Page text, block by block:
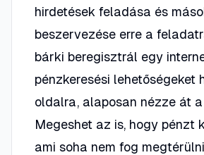
hirdetések feladása és
beszervezése erre a
bárki beregisztrál egy
pénzkeresési lehetőségeket
oldalra, alaposan nézze át
Megeshet az is, hogy pénzt
ami soha nem fog